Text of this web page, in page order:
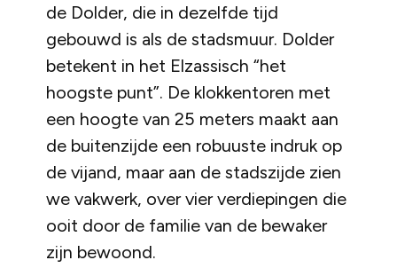
de Dolder, die in dezelfde tijd
gebouwd is als de stadsmuur. Dolder
betekent in het Elzassisch “het
hoogste punt”. De klokkentoren met
een hoogte van 25 meters maakt aan
de buitenzijde een robuuste indruk op
de vijand, maar aan de stadszijde zien
we vakwerk, over vier verdiepingen die
ooit door de familie van de bewaker
zijn bewoond.